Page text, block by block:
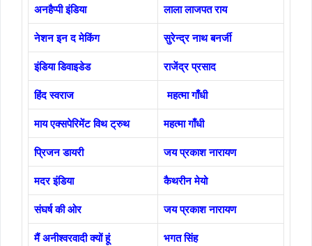
अनहैप्पी इंडिया
लाला लाजपत राय
नेशन इन द मेकिंग
सुरेन्द्र नाथ बनर्जी
इंडिया डिवाइडेड
राजेंद्र प्रसाद
हिंद स्वराज
महत्मा गाँधी
माय एक्सपेरिमेंट विथ ट्रुथ
महत्मा गाँधी
प्रिजन डायरी
जय प्रकाश नारायण
मदर इंडिया
कैथरीन मेयो
संघर्ष की ओर
जय प्रकाश नारायण
मैं अनीश्वरवादी क्यों हूं
भगत सिंह